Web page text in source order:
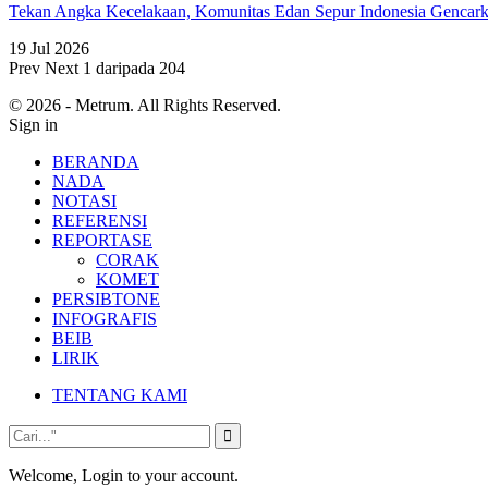
Tekan Angka Kecelakaan, Komunitas Edan Sepur Indonesia
19 Jul 2026
Prev Next 1 daripada 204
© 2026 - Metrum. All Rights Reserved.
Sign in
BERANDA
NADA
NOTASI
REFERENSI
REPORTASE
CORAK
KOMET
PERSIBTONE
INFOGRAFIS
BEIB
LIRIK
TENTANG KAMI
Welcome, Login to your account.